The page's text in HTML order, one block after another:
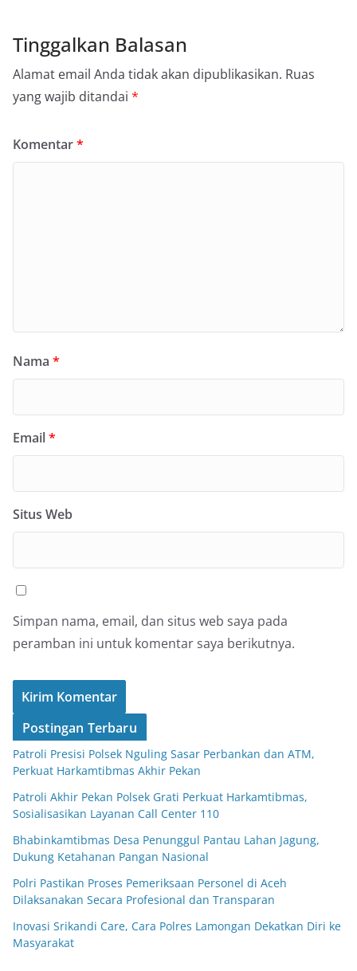
Tinggalkan Balasan
Alamat email Anda tidak akan dipublikasikan. Ruas
yang wajib ditandai *
Komentar*
Nama *
Email*
Situs Web
Simpan nama, email, dan situs web saya pada
peramban ini untuk komentar saya berikutnya.
Postingan Terbaru
Patroli Presisi Polsek Nguling Sasar Perbankan dan ATM,
Perkuat Harkamtibmas Akhir Pekan
Patroli Akhir Pekan Polsek Grati Perkuat Harkamtibmas,
Sosialisasikan Layanan Call Center 110
Bhabinkamtibmas Desa Penunggul Pantau Lahan Jagung,
Dukung Ketahanan Pangan Nasional
Polri Pastikan Proses Pemeriksaan Personel di Aceh
Dilaksanakan Secara Profesional dan Transparan
Inovasi Srikandi Care, Cara Polres Lamongan Dekatkan Diri ke
Masyarakat